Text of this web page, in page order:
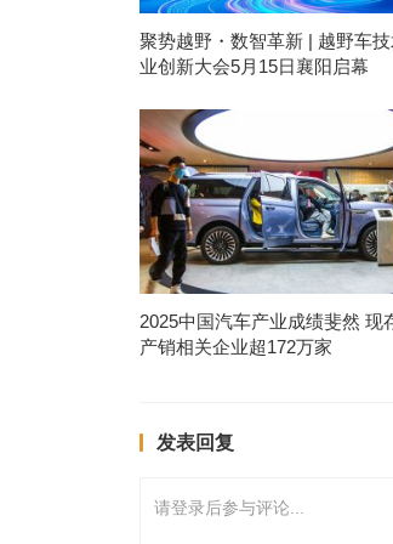
聚势越野・数智革新 | 越野车
业创新大会5月15日襄阳启幕
2025中国汽车产业成绩斐然 现
产销相关企业超172万家
发表回复
请登录后参与评论...